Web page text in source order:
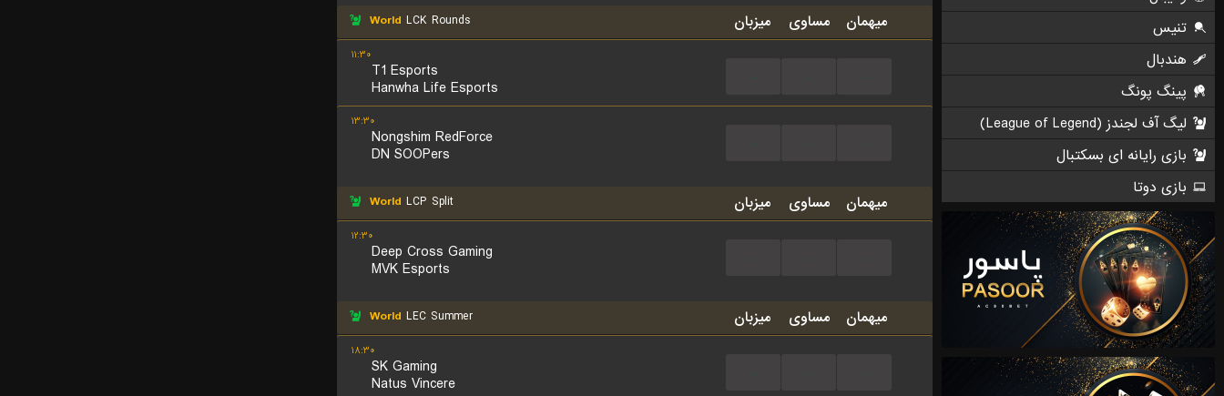
World LCK Rounds میزبان مساوی میهمان
۱۱:۳۰
T1 Esports
Hanwha Life Esports
۱۳:۳۰
Nongshim RedForce
DN SOOPers
World LCP Split میزبان مساوی میهمان
۱۲:۳۰
Deep Cross Gaming
MVK Esports
World LEC Summer میزبان مساوی میهمان
۱۸:۳۰
SK Gaming
Natus Vincere